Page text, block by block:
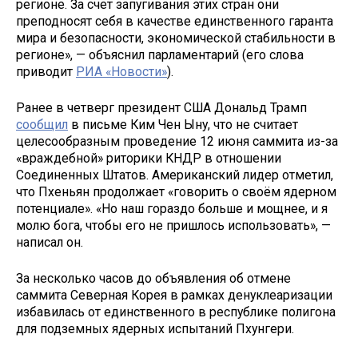
регионе. За счет запугивания этих стран они
преподносят себя в качестве единственного гаранта
мира и безопасности, экономической стабильности в
регионе», — объяснил парламентарий (его слова
приводит РИА «Новости»).
Ранее в четверг президент США Дональд Трамп
сообщил в письме Ким Чен Ыну, что не считает
целесообразным проведение 12 июня саммита из-за
«враждебной» риторики КНДР в отношении
Соединенных Штатов. Американский лидер отметил,
что Пхеньян продолжает «говорить о своём ядерном
потенциале». «Но наш гораздо больше и мощнее, и я
молю бога, чтобы его не пришлось использовать», —
написал он.
За несколько часов до объявления об отмене
саммита Северная Корея в рамках денуклеаризации
избавилась от единственного в республике полигона
для подземных ядерных испытаний Пхунгери.